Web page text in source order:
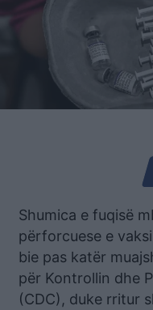
Shumica e fuqisë
përforcuese e
bie pas katër
për Kontrollin dhe
(CDC), duke rritur